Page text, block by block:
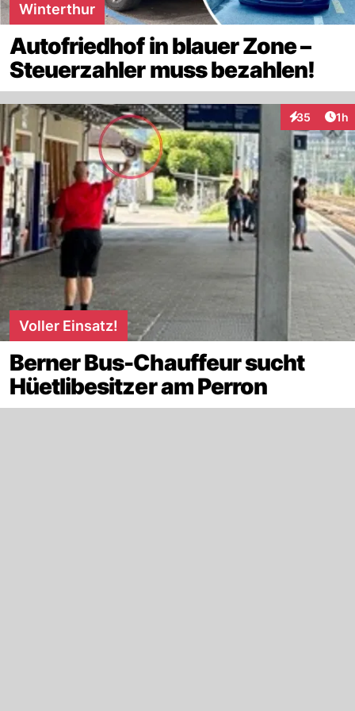
Winterthur
Autofriedhof in blauer Zone –
Steuerzahler muss bezahlen!
35
Interaktionen
1h
Voller Einsatz!
Berner Bus-Chauffeur sucht
Hüetlibesitzer am Perron